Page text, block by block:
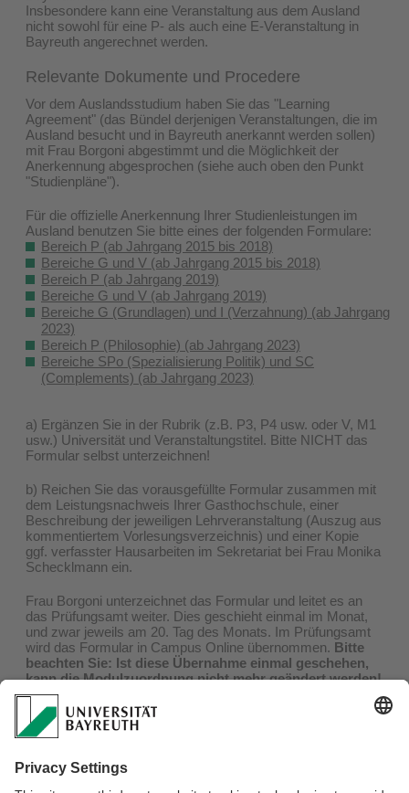
Insbesondere kann eine Veranstaltung aus dem Ausland
nicht sowohl für eine P- als auch eine E-Veranstaltung in
Bayreuth angerechnet werden.
Relevante Dokumente und Procedere
Vor dem Auslandsstudium haben Sie das "Learning
Agreement" (das Bündel derjenigen Veranstaltungen, die im
Ausland besucht und in Bayreuth anerkannt werden sollen)
mit Frau Borgoni abgestimmt und die Möglichkeit der
Anerkennung abgesprochen (siehe auch oben den Punkt
"Studienpläne").
Für die offizielle Anerkennung Ihrer Studienleistungen im
Ausland benutzen Sie bitte eines der folgenden Formulare:
Bereich P (ab Jahrgang 2015 bis 2018)
Bereiche G und V (ab Jahrgang 2015 bis 2018)
Bereich P (ab Jahrgang 2019)
Bereiche G und V (ab Jahrgang 2019)
Bereiche G (Grundlagen) und I (Verzahnung) (ab Jahrgang
2023)
Bereich P (Philosophie) (ab Jahrgang 2023)
Bereiche SPo (Spezialisierung Politik) und SC
(Complements) (ab Jahrgang 2023)
a) Ergänzen Sie in der Rubrik (z.B. P3, P4 usw. oder V, M1
usw.) Universität und Veranstaltungstitel. Bitte NICHT das
Formular selbst unterzeichnen!
b) Reichen Sie das vorausgefüllte Formular zusammen mit
dem Leistungsnachweis Ihrer Gasthochschule, einer
Beschreibung der jeweiligen Lehrveranstaltung (Auszug aus
kommentiertem Vorlesungsverzeichnis) und einer Kopie
ggf. verfasster Hausarbeiten im Sekretariat bei Frau Monika
Schecklmann ein.
Frau Borgoni unterzeichnet das Formular und leitet es an
das Prüfungsamt weiter. Dies geschieht einmal im Monat,
und zwar jeweils am 20. Tag des Monats. Im Prüfungsamt
wird das Formular in Campus Online übernommen. Bitte
beachten Sie: Ist diese Übernahme einmal geschehen,
kann die Modulzuordnung nicht mehr geändert werden!
Ist also eine Veranstaltung z.B. als SPhilP in Ihr Transcript
eingebucht, können Sie diese Zuordnung hinterher nicht
mehr auf z.B. SC1 ändern.
Wenn Sie eine größere Anzahl von anerkannten
Veranstaltungen im Ausland absolviert haben, wird vom
Prüfungsamt die Anzahl Ihrer Fachsemester natürlich